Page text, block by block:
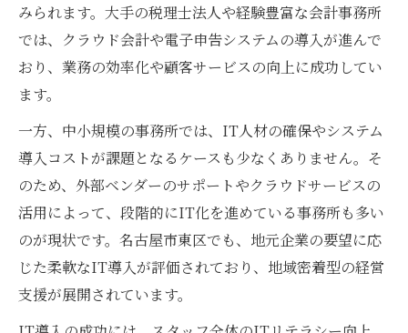
みられます。大手の税理士法人や経験豊富な会計事務所
では、クラウド会計や電子申告システムの導入が進んで
おり、業務の効率化や顧客サービスの向上に成功してい
ます。
一方、中小規模の事務所では、IT人材の確保やシステム
導入コストが課題となるケースも少なくありません。そ
のため、外部ベンダーのサポートやクラウドサービスの
活用によって、段階的にIT化を進めている事務所も多い
のが現状です。名古屋市東区でも、地元企業の要望に応
じた柔軟なIT導入が評価されており、地域密着型の経営
支援が展開されています。